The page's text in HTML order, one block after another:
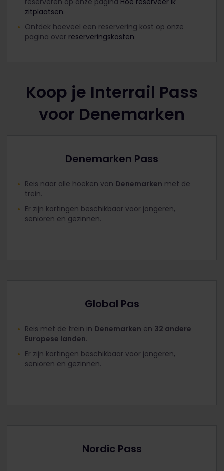
zitplaatsen.
Ontdek hoeveel een reservering kost op onze
pagina over reserveringskosten.
Koop je Interrail Pass
voor Denemarken
Denemarken Pass
Reis naar alle hoeken van Denemarken met de
trein.
Er zijn kortingen beschikbaar voor jongeren,
senioren en gezinnen.
Global Pas
Reis met de trein in Denemarken en 32 andere
Europese landen.
Er zijn kortingen beschikbaar voor jongeren,
senioren en gezinnen.
Nordic Pass